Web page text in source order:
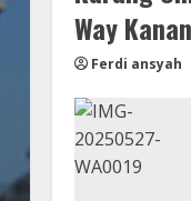
Way Kanan
Ferdi ansyah